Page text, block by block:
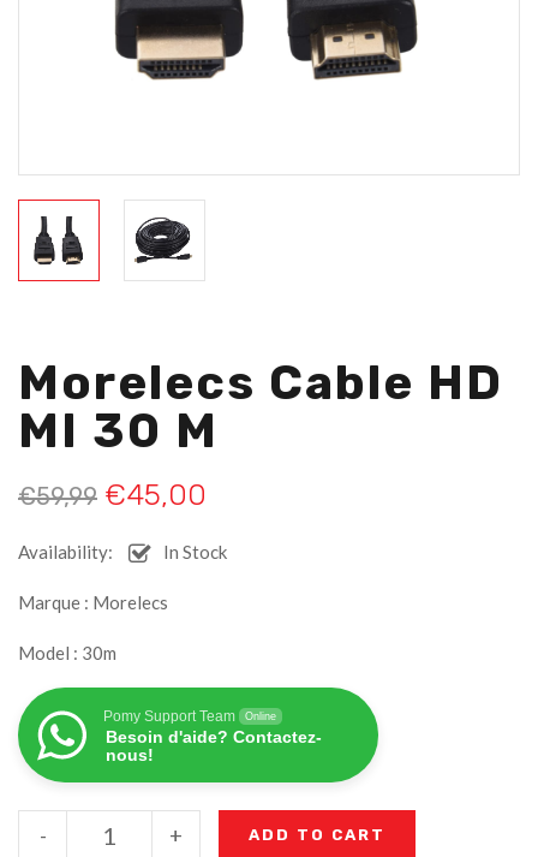
Morelecs Cable HD
MI 30 M
€59,99 €45,00
Availability: In Stock
Marque : Morelecs
Model : 30m
Pomy Support Team Online
Besoin d'aide? Contactez-
nous!
+
- ADD TO CART